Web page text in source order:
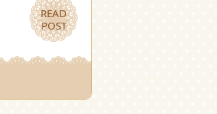
READ
POST
READ
POST